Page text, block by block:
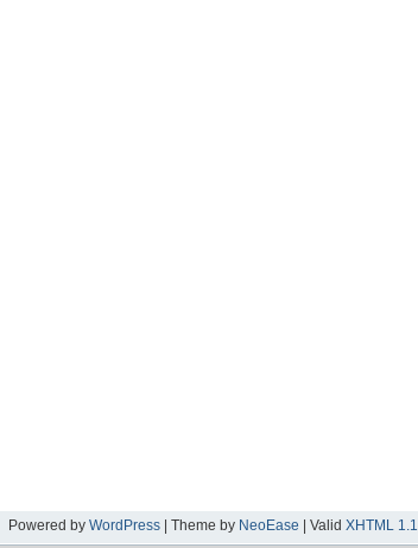
Powered by WordPress | Theme by NeoEase | Valid XHTML 1.1